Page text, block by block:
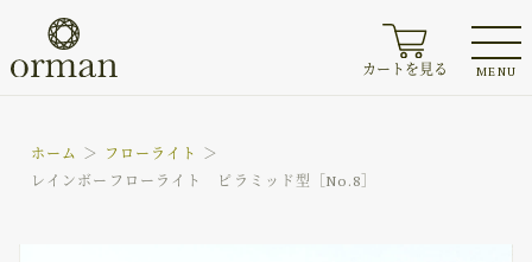
カートを見る MENU
ホーム
フローライト
レインボーフローライト ピラミッド型［No.8］